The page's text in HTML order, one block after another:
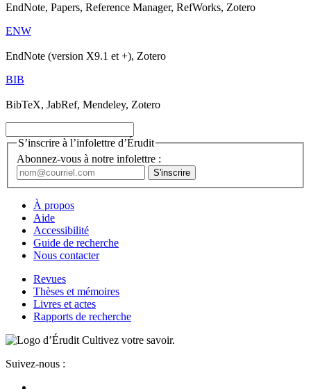
EndNote, Papers, Reference Manager, RefWorks, Zotero
ENW
EndNote (version X9.1 et +), Zotero
BIB
BibTeX, JabRef, Mendeley, Zotero
S’inscrire à l’infolettre d’Érudit
Abonnez-vous à notre infolettre :
À propos
Aide
Accessibilité
Guide de recherche
Nous contacter
Revues
Thèses et mémoires
Livres et actes
Rapports de recherche
Cultivez votre savoir.
Suivez-nous :